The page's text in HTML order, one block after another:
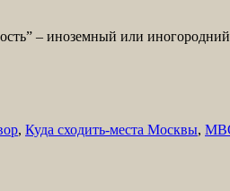
– иноземный или
, Куда сходить-места Москвы,